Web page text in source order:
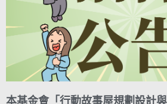
本基金會「行動故事屋規劃設計